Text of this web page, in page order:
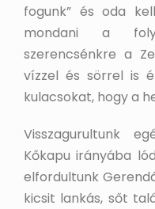
fogunk” és oda
mondani a
szerencsénkre a
vízzel és sörrel is
kulacsokat, hogy a
Visszagurultunk
Kőkapu irányába
elfordultunk
kicsit lankás, sőt